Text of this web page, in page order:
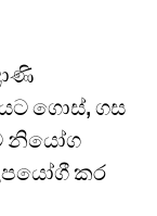
ගොස්, ගස
නියෝග
කර